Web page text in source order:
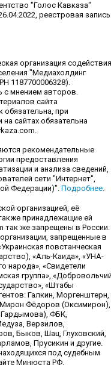
"Голос Кавказа"
реестровая запись
организация содействия
"Медиахолдинг
1187700006328).
с мнением авторов.
сайта
обязательна, при
сайтах обязательна
рекомендательные
предоставления
и анализа сведений,
сети "Интернет",
Федерации)". Подробнее.
организацией, её
принадлежащие ей
так же запрещены в России.
запрещенные в
повстанческая
«Аль-Каида», «УНА-
народа», «Свидетели
группа»,
«Штабы
Галкин, Моргенштерн,
Фёдоров (Оксимирон),
Гардымова), ФБК,
Верзилов,
Быков, Шац, Глуховский,
Прусикин и другие.
под судебным
Минюста РФ.